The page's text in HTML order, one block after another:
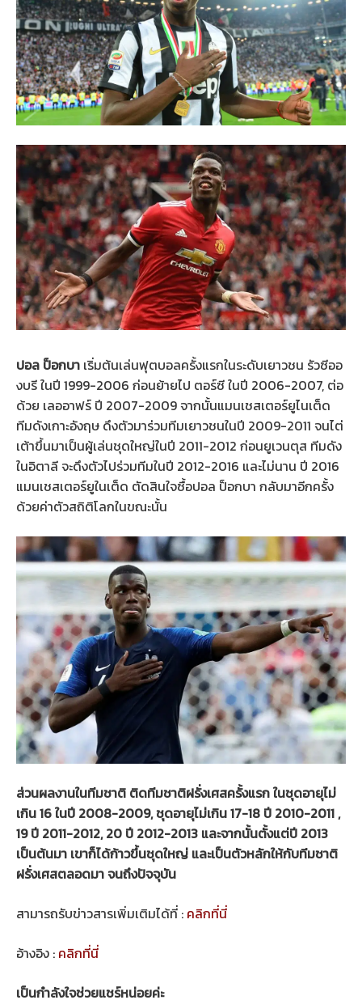
ปอล ป็อกบา เริ่มต้นเล่นฟุตบอลครั้งแรกในระดับเยาวชน รัวซีออ
งบรี ในปี 1999-2006 ก่อนย้ายไป ตอร์ซี ในปี 2006-2007, ต่อ
ด้วย เลออาฟร์ ปี 2007-2009 จากนั้นแมนเชสเตอร์ยูไนเต็ด
ทีมดังเกาะอังฤษ ดึงตัวมาร่วมทีมเยาวชนในปี 2009-2011 จนไต่
เต้าขึ้นมาเป็นผู้เล่นชุดใหญ่ในปี 2011-2012 ก่อนยูเวนตุส ทีมดัง
ในอิตาลี จะดึงตัวไปร่วมทีมในปี 2012-2016 และไม่นาน ปี 2016
แมนเชสเตอร์ยูในเต็ด ตัดสินใจซื้อปอล ป็อกบา กลับมาอีกครั้ง
ด้วยค่าตัวสถิติโลกในขณะนั้น
ส่วนผลงานในทีมชาติ ติดทีมชาติฝรั่งเศสครั้งแรก ในชุดอายุไม่
เกิน 16 ในปี 2008-2009, ชุดอายุไม่เกิน 17-18 ปี 2010-2011 ,
19 ปี 2011-2012, 20 ปี 2012-2013 และจากนั้นตั้งแต่ปี 2013
เป็นต้นมา เขาก็ได้ก้าวขึ้นชุดใหญ่ และเป็นตัวหลักให้กับทีมชาติ
ฝรั่งเศสตลอดมา จนถึงปัจจุบัน
สามารถรับข่าวสารเพิ่มเติมได้ที่ : คลิกที่นี่
อ้างอิง : คลิกที่นี่
เป็นกำลังใจช่วยแชร์หน่อยค่ะ